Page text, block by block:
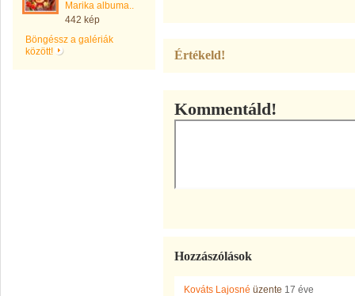
Marika albuma..
442 kép
Böngéssz a galériák
között!
Értékeld!
Kommentáld!
Hozzászólások
Kováts Lajosné üzente 17 éve